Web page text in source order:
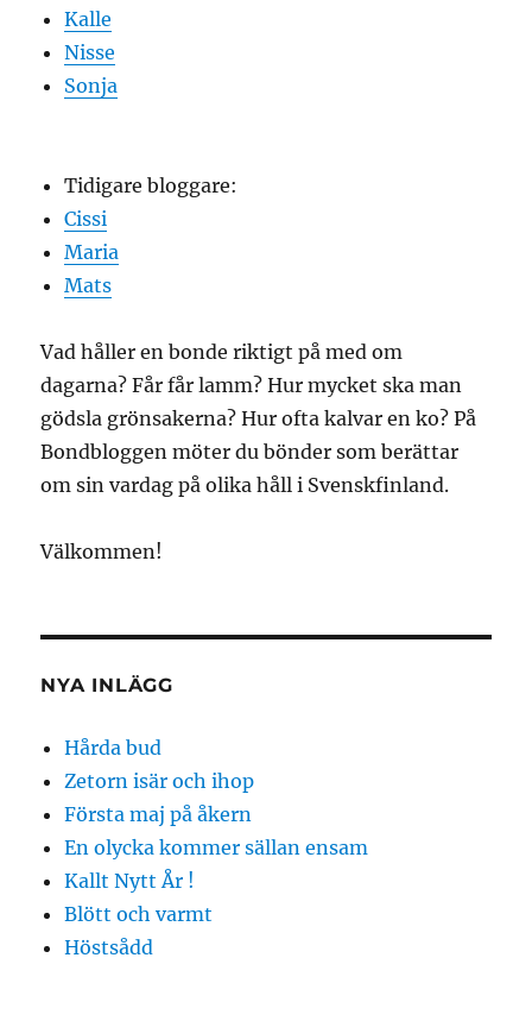
Kalle
Nisse
Sonja
Tidigare bloggare:
Cissi
Maria
Mats
Vad håller en bonde riktigt på med om
dagarna? Får får lamm? Hur mycket ska man
gödsla grönsakerna? Hur ofta kalvar en ko? På
Bondbloggen möter du bönder som berättar
om sin vardag på olika håll i Svenskfinland.
Välkommen!
NYA INLÄGG
Hårda bud
Zetorn isär och ihop
Första maj på åkern
En olycka kommer sällan ensam
Kallt Nytt År !
Blött och varmt
Höstsådd